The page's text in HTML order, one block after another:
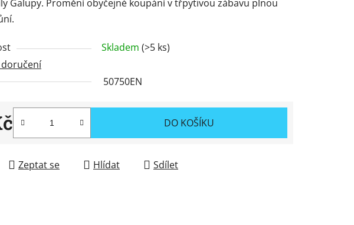
Galupy. Promění obyčejné koupání v třpytivou zábavu plnou
Skladem (>5 ks)
50750EN
DO KOŠÍKU
Zeptat se Hlídat Sdílet